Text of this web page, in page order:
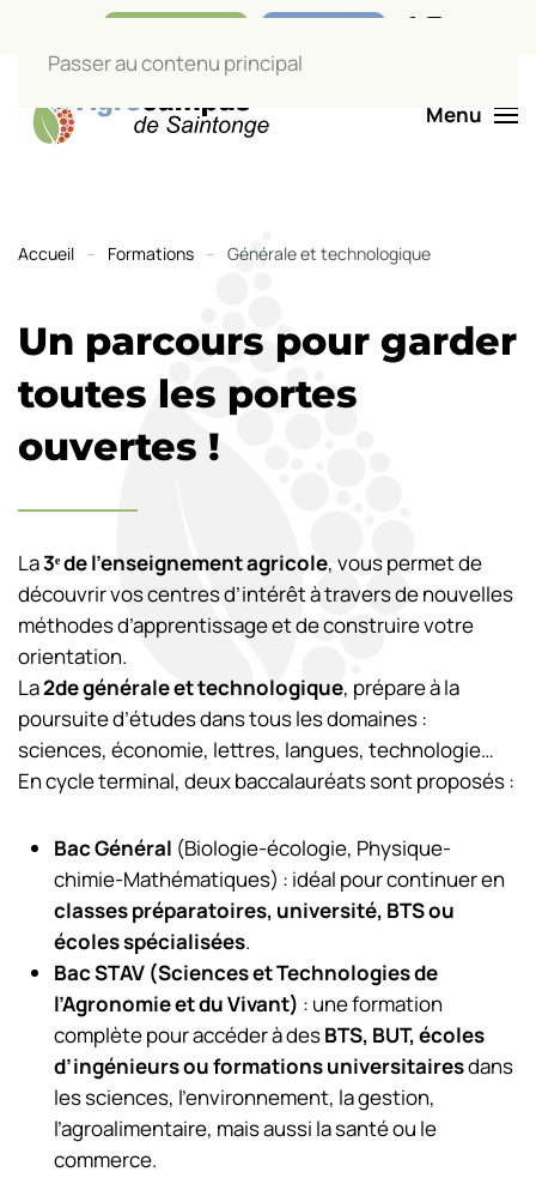
Passer au contenu principal
Menu
technologique
Accueil Formations Générale et technologique
Un parcours pour garder
toutes les portes
ouvertes !
La3ᵉ de l’enseignement agricole, vous permet de
découvrir vos centres d’intérêt à travers de nouvelles
méthodes d’apprentissage et de construire votre
orientation.
La2de générale et technologique, prépare à la
poursuite d’études dans tous les domaines :
sciences, économie, lettres, langues, technologie…
En cycle terminal, deux baccalauréats sont proposés :
Bac Général (Biologie-écologie, Physique-
chimie-Mathématiques) : idéal pour continuer en
classes préparatoires, université, BTS ou
écoles spécialisées.
Bac STAV (Sciences et Technologies de
l’Agronomie et du Vivant) : une formation
complète pour accéder à desBTS, BUT, écoles
d’ingénieurs ou formations universitairesdans
les sciences, l’environnement, la gestion,
l’agroalimentaire, mais aussi la santé ou le
commerce.